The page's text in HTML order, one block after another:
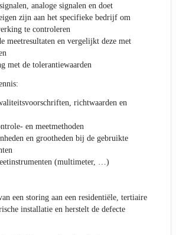
analoge signalen en doet
zijn aan het specifieke bedrijf om
te controleren
meetresultaten en vergelijkt deze met
met de tolerantiewaarden
richtwaarden en
en meetmethoden
en grootheden bij de gebruikte
(multimeter, …)
een storing aan een residentiële, tertiaire
installatie en herstelt de defecte